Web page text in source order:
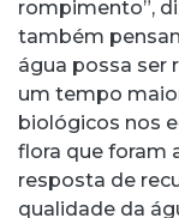
rompimento”,
também
água possa ser
um tempo
biológicos nos
flora que foram
resposta de
qualidade da